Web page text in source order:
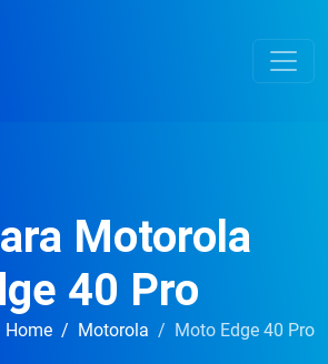
Motorola
40 Pro
Home Motorola Moto Edge 40 Pro